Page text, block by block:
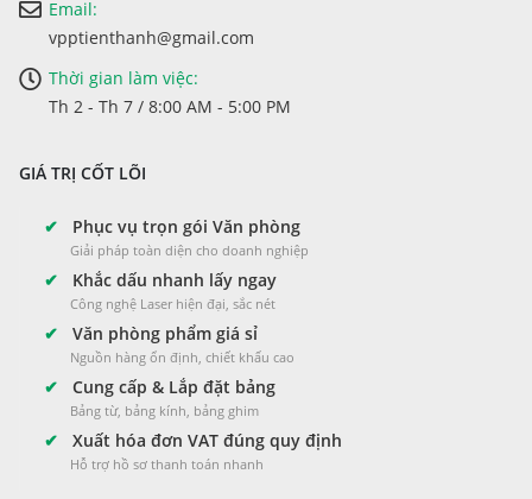
Email:
vpptienthanh@gmail.com
Thời gian làm việc:
Th 2 - Th 7 / 8:00 AM - 5:00 PM
GIÁ TRỊ CỐT LÕI
✔ Phục vụ trọn gói Văn phòng
Giải pháp toàn diện cho doanh nghiệp
✔ Khắc dấu nhanh lấy ngay
Công nghệ Laser hiện đại, sắc nét
✔ Văn phòng phẩm giá sỉ
Nguồn hàng ổn định, chiết khấu cao
✔ Cung cấp & Lắp đặt bảng
Bảng từ, bảng kính, bảng ghim
✔ Xuất hóa đơn VAT đúng quy định
Hỗ trợ hồ sơ thanh toán nhanh